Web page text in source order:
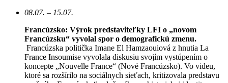
08.07. – 15.07.
Francúzsko: Výrok predstaviteľky LFI o „novom
Francúzsku“ vyvolal spor o demografickú zmenu.
Francúzska politička Imane El Hamzaouiová z hnutia La
France Insoumise vyvolala diskusiu svojím vystúpením o
koncepte „Nouvelle France“ (Nové Francúzsko). Vo videu,
ktoré sa rozšírilo na sociálnych sieťach, kritizovala predstavu